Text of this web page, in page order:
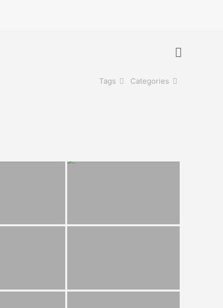
Categories
Tags